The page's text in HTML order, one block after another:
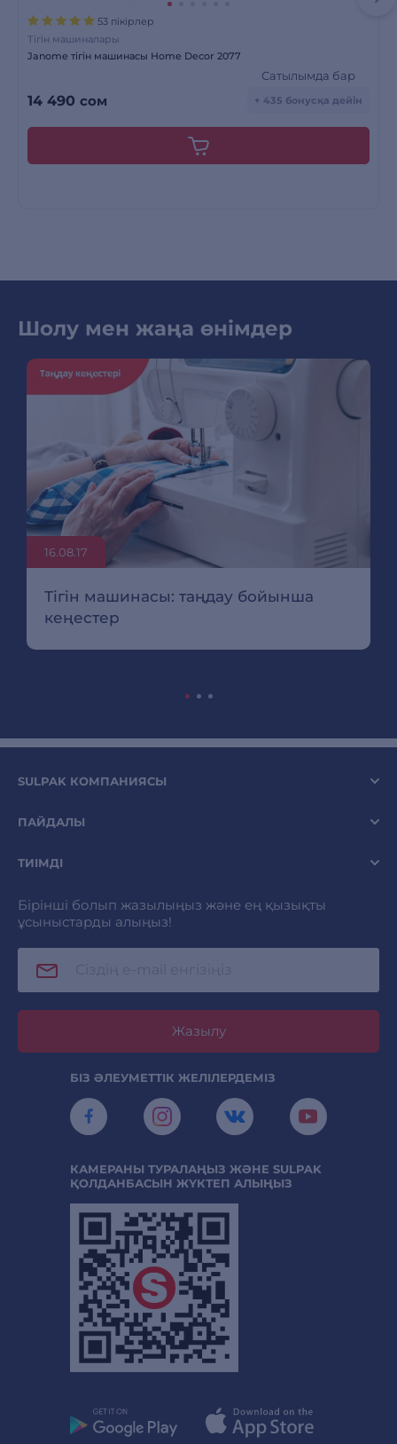
53 пікірлер
Тігін машиналары
Janome тігін машинасы Home Decor 2077
14 490 сом
Сатылымда бар
+ 435 бонусқа дейін
Шолу мен жаңа өнімдер
16.08.17
Тігін машинасы: таңдау бойынша
кеңестер
SULPAK КОМПАНИЯСЫ
ПАЙДАЛЫ
ТИІМДІ
Бірінші болып жазылыңыз және ең қызықты
ұсыныстарды алыңыз!
Жазылу
БІЗ ӘЛЕУМЕТТІК ЖЕЛІЛЕРДЕМІЗ
КАМЕРАНЫ ТУРАЛАҢЫЗ ЖӘНЕ SULPAK
ҚОЛДАНБАСЫН ЖҮКТЕП АЛЫҢЫЗ